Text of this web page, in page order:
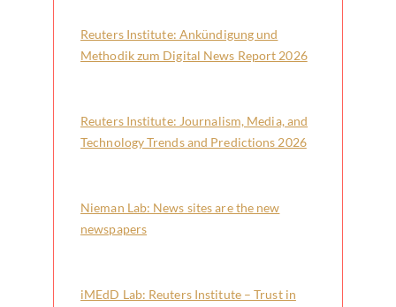
Reuters Institute: Ankündigung und
Methodik zum Digital News Report 2026
Reuters Institute: Journalism, Media, and
Technology Trends and Predictions 2026
Nieman Lab: News sites are the new
newspapers
iMEdD Lab: Reuters Institute – Trust in